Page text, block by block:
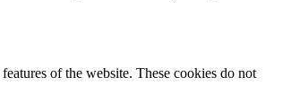
of the website. These cookies do not